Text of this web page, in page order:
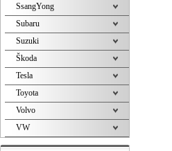
SsangYong
Subaru
Suzuki
Škoda
Tesla
Toyota
Volvo
VW